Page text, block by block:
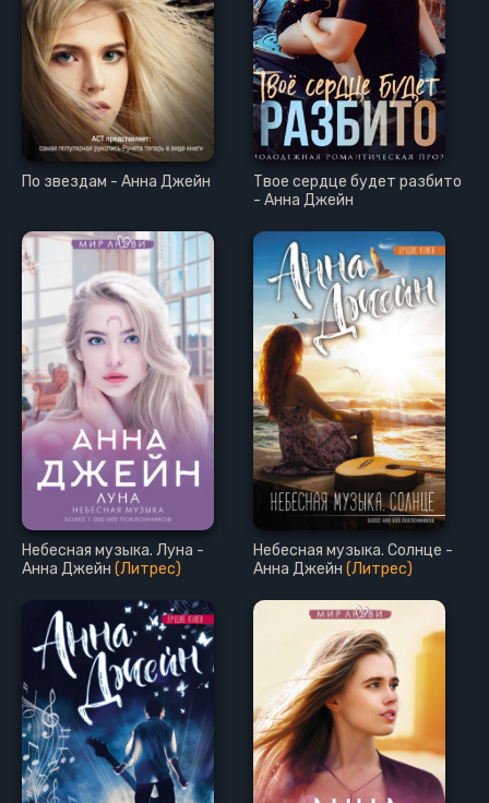
По звездам - Анна Джейн
Твое сердце будет разбито
- Анна Джейн
Небесная музыка. Луна -
Анна Джейн (Литрес)
Небесная музыка. Солнце -
Анна Джейн (Литрес)